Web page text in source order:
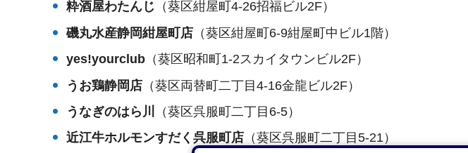
粋酒屋わたんじ （葵区紺屋町4-26招福ビル2F）
磯丸水産静岡紺屋町店（葵区紺屋町6-9紺屋町中ビル1階）
yes!yourclub（葵区昭和町1-2スカイタウンビル2F）
うお鶏静岡店（葵区両替町二丁目4-16金龍ビル2F）
うなぎのはら川
（葵区呉服町二丁目6-5）
近江牛ホルモンすだく呉服町店（葵区呉服町二丁目5-21）